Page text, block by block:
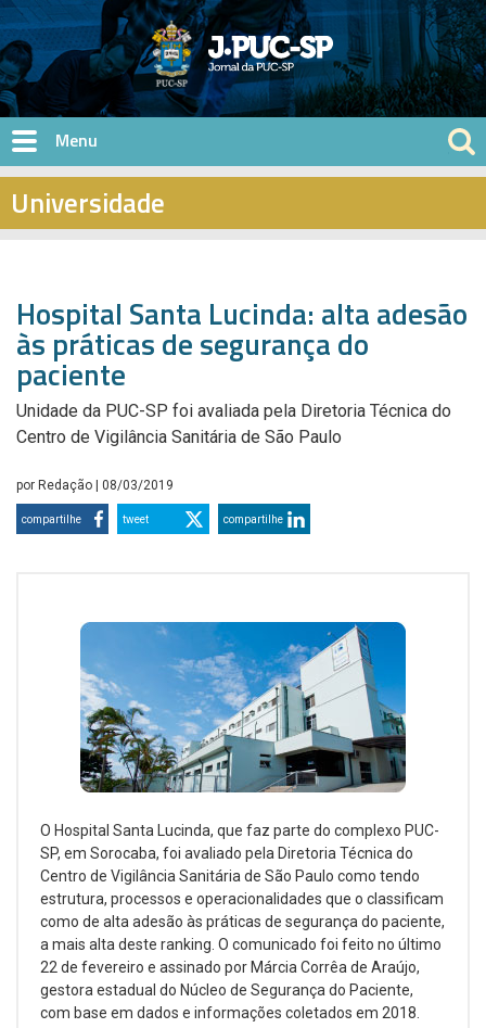
Pular para o conteúdo principal
Universidade
Hospital Santa Lucinda: alta adesão
às práticas de segurança do
paciente
Unidade da PUC-SP foi avaliada pela Diretoria Técnica do
Centro de Vigilância Sanitária de São Paulo
por Redação | 08/03/2019
compartilhe tweet compartilhe
O Hospital Santa Lucinda, que faz parte do complexo PUC-
SP, em Sorocaba, foi avaliado pela Diretoria Técnica do
Centro de Vigilância Sanitária de São Paulo como tendo
estrutura, processos e operacionalidades que o classificam
como de alta adesão às práticas de segurança do paciente,
a mais alta deste ranking. O comunicado foi feito no último
22 de fevereiro e assinado por Márcia Corrêa de Araújo,
gestora estadual do Núcleo de Segurança do Paciente,
com base em dados e informações coletados em 2018.